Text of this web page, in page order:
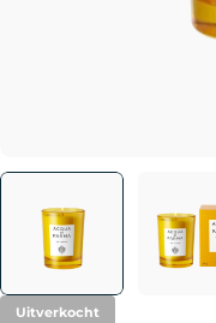
Uitverkocht